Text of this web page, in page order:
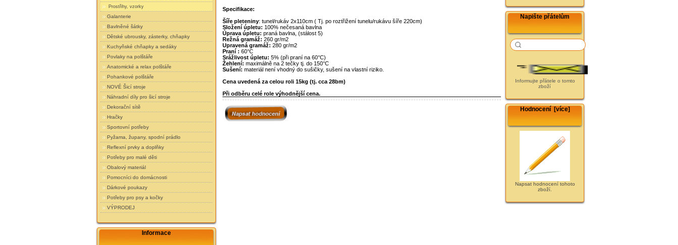
Prostřihy, vzorky
Galanterie
Bavlněné šátky
Dětské ubrousky, zásterky, chňapky
Kuchyňské chňapky a sedáky
Povlaky na polštáře
Anatomické a relax polštáře
Pohankové polštáře
NOVÉ Šicí stroje
Náhradní díly pro šicí stroje
Dekorační sítě
Hračky
Sportovní potřeby
Pyžama, župany, spodní prádlo
Reflexní prvky a doplňky
Potřeby pro malé děti
Obalový materiál
Pomocníci do domácnosti
Dárkové poukazy
Potřeby pro psy a kočky
VÝPRODEJ
Informace
Specifikace:
Šíře pleteniny: tunel/rukáv 2x110cm ( Tj. po roztřižení tunelu/rukávu šíře 220cm)
Složení úpletu: 100% nečesaná bavlna
Úprava úpletu: praná bavlna, (stálost 5)
Režná gramáž: 260 gr/m2
Upravená gramáž: 280 gr/m2
Praní : 60°C
Srážlivost úpletu: 5% (při praní na 60°C)
Žehlení: maximálně na 2 tečky tj. do 150°C
Sušení: materiál není vhodný do sušičky, sušení na vlastní riziko.
Cena uvedená za celou roli 15kg (tj. cca 28bm)
Při odběru celé role výhodnější cena.
Napište přátelům
Informujte přátele o tomto
zboží
Hodnocení [více]
Napsat hodnocení tohoto
zboží.